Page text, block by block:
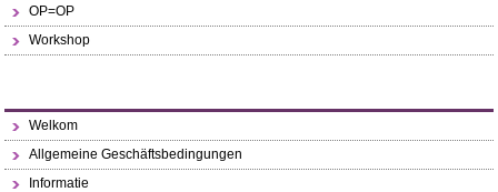
OP=OP
Workshop
Welkom
Allgemeine Geschäftsbedingungen
Informatie